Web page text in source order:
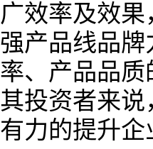
广效率及效
强产品线品
率、产品品
其投资者来
有力的提升